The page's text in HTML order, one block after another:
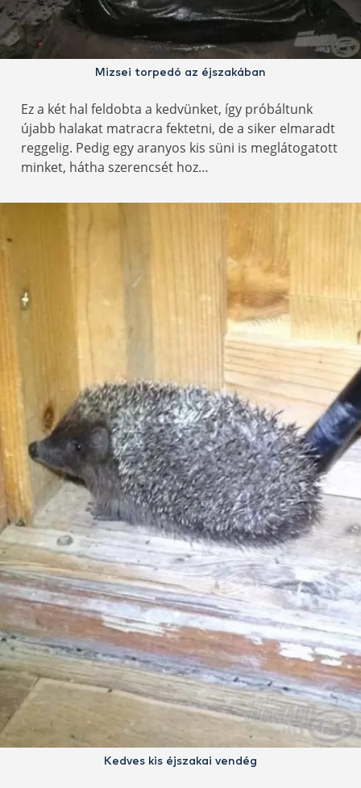
Mizsei torpedó az éjszakában
Ez a két hal feldobta a kedvünket, így próbáltunk
újabb halakat matracra fektetni, de a siker elmaradt
reggelig. Pedig egy aranyos kis süni is meglátogatott
minket, hátha szerencsét hoz…
Kedves kis éjszakai vendég